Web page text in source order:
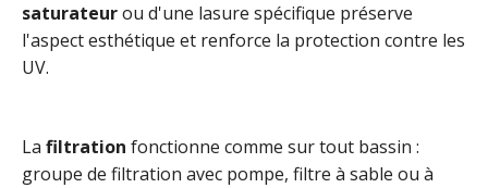
saturateurou d'une lasure spécifique préserve
l'aspect esthétique et renforce la protection contre les
UV.
La filtration fonctionne comme sur tout bassin :
groupe de filtration avec pompe, filtre à sable ou à